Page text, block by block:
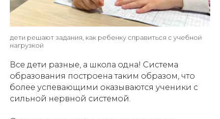
дети решают задания, как ребенку справиться с учебной
нагрузкой
Все дети разные, а школа одна! Система
образования построена таким образом, что
более успевающими оказываются ученики с
сильной нервной системой.